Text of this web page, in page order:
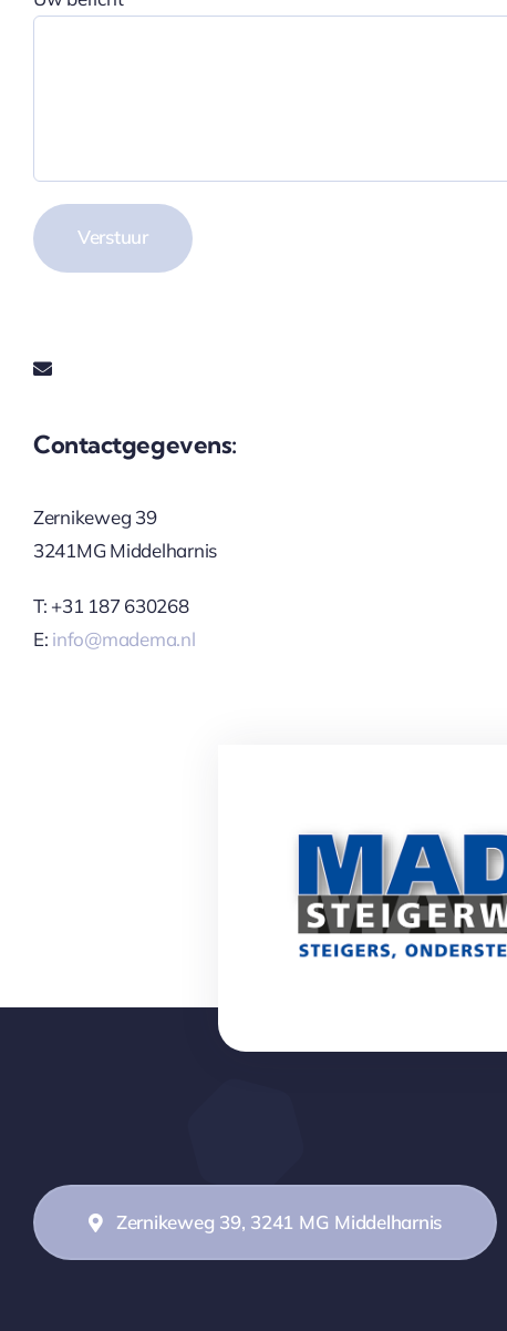
Contactgegevens:
Zernikeweg 39
3241MG Middelharnis
T: +31 187 630268
E: info@madema.nl
Zernikeweg 39, 3241 MG Middelharnis